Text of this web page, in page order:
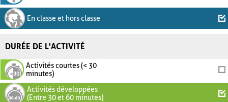
En classe et hors classe
DURÉE DE L'ACTIVITÉ
Activités courtes (< 30
minutes)
Activités développées
(Entre 30 et 60 minutes)